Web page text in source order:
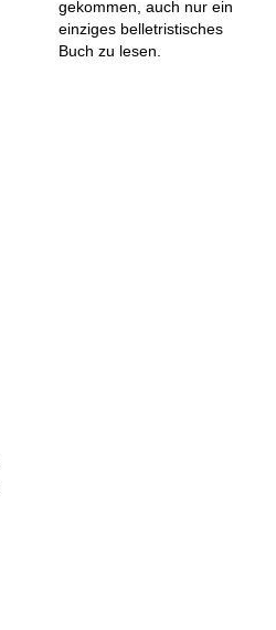
gekommen, auch nur ein
einziges belletristisches
Buch zu lesen.